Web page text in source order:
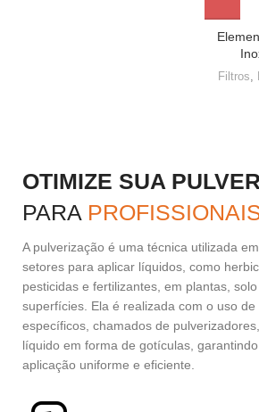
Filtros
OTIMIZE SUA
PARA
A pulverização é uma técnica utilizada
setores para aplicar líquidos, como
pesticidas e fertilizantes, em plantas,
superfícies. Ela é realizada com o uso
específicos, chamados de
líquido em forma de gotículas,
aplicação uniforme e eficiente.